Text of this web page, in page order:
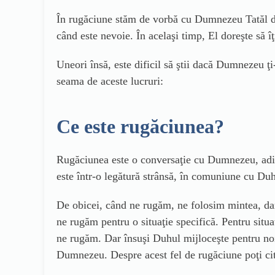
În rugăciune stăm de vorbă cu Dumnezeu
când este nevoie. În acelaşi timp, El doreşte să
Uneori însă, este dificil să ştii dacă Dumnezeu
seama de aceste lucruri:
Ce este rugăciunea?
Rugăciunea este o conversaţie cu Dumnezeu,
este într-o legătură strânsă, în comuniune cu
De obicei, când ne rugăm, ne folosim mintea,
ne rugăm pentru o situaţie specifică. Pentru
ne rugăm. Dar însuşi Duhul mijloceşte pentru
Dumnezeu. Despre acest fel de rugăciune